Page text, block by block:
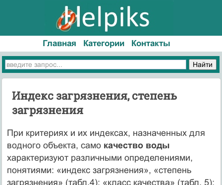
Главная Категории Контакты
Индекс загрязнения, степень
загрязнения
При критериях и их индексах, назначенных для
водного объекта, само качество воды
характеризуют различными определениями,
понятиями: «индекс загрязнения», «степень
загрязнения» (табл.4); «класс качества» (табл. 5);